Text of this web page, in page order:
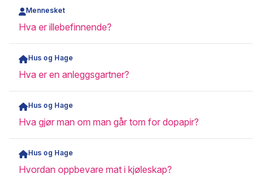
Mennesket
Hva er illebefinnende?
Hus og Hage
Hva er en anleggsgartner?
Hus og Hage
Hva gjør man om man går tom for dopapir?
Hus og Hage
Hvordan oppbevare mat i kjøleskap?